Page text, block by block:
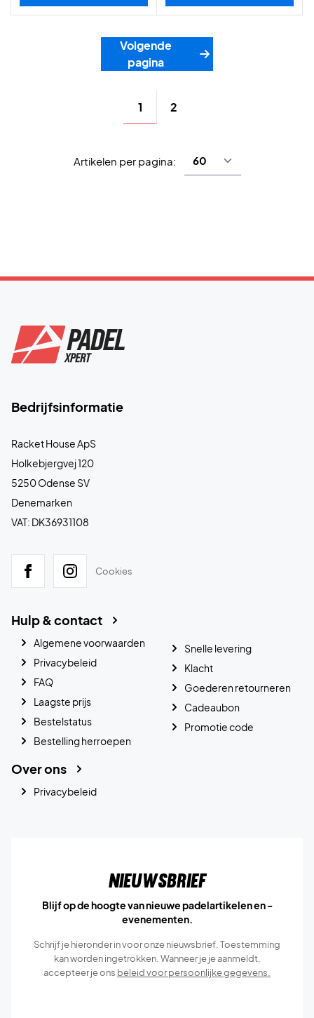
Volgende
pagina
1 2
Artikelen per pagina:
Bedrijfsinformatie
Racket House ApS
Holkebjergvej 120
5250 Odense SV
Denemarken
VAT: DK36931108
Cookies
Hulp & contact
Algemene voorwaarden
Privacybeleid
FAQ
Laagste prijs
Bestelstatus
Bestelling herroepen
Snelle levering
Klacht
Goederen retourneren
Cadeaubon
Promotie code
Over ons
Privacybeleid
Nieuwsbrief
Blijf op de hoogte van nieuwe padelartikelen en -
evenementen.
Schrijf je hieronder in voor onze nieuwsbrief. Toestemming
kan worden ingetrokken. Wanneer je je aanmeldt,
accepteer je ons beleid voor persoonlijke gegevens.